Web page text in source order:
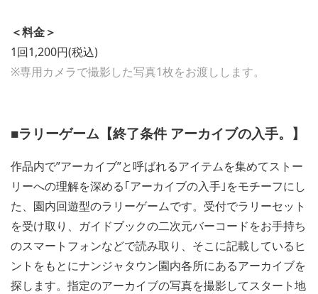
＜料金＞
1回1,200円(税込)
※専用カメラで撮影した写真1枚をお渡しします。
■ラリーゲーム【終了条件 アーカイブの入手。】
作品内で”アーカイブ”と呼ばれるアイテムを集めてストー
リーへの理解を深める｢アーカイブの入手｣をモチーフにし
た、園内回遊型のラリーゲームです。受付でラリーセット
を受け取り、ガイドブックの二次元バーコードをお手持ち
のスマートフォンなどで読み取り、そこに記載しているヒ
ントをもとにナンジャタウン園内各所にあるアーカイブを
探します。指定のアーカイブの写真を撮影してスタート地